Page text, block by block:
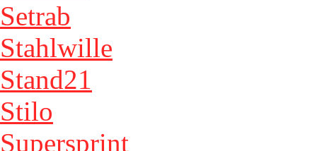
Setrab
Stahlwille
Stand21
Stilo
Supersprint